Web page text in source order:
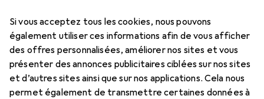
Si vous acceptez tous les cookies, nous pouvons
également utiliser ces informations afin de vous afficher
des offres personnalisées, améliorer nos sites et vous
présenter des annonces publicitaires ciblées sur nos sites
et d’autres sites ainsi que sur nos applications. Cela nous
permet également de transmettre certaines données à
Prix en EUR TVA incl.
Marque
Plus de produits RS PRO